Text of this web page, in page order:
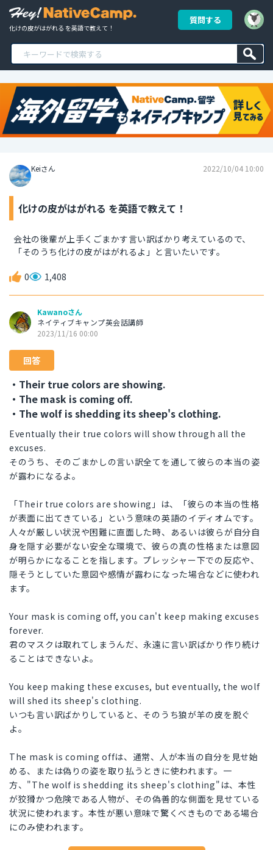
化けの皮がはがれる を英語で教えて！
質問する
Keiさん 2022/10/04 10:00
化けの皮がはがれる を英語で教えて！
会社の後輩が上手くごまかす言い訳ばかり考えているので、
「そのうち化けの皮がはがれるよ」と言いたいです。
0 1,408
Kawanoさん
ネイティブキャンプ英会話講師
2023/11/16 00:00
回答
・Their true colors are showing.
・The mask is coming off.
・The wolf is shedding its sheep's clothing.
Eventually their true colors will show through all the
excuses.
そのうち、そのごまかしの言い訳全てを通して彼らの本当の姿
が露わになるよ。
「Their true colors are showing」は、「彼らの本当の性格
が表面に出てきている」という意味の英語のイディオムです。
人々が厳しい状況や困難に直面した時、あるいは彼らが自分自
身を隠す必要がない安全な環境で、彼らの真の性格または意図
が明らかになることを指します。プレッシャー下での反応や、
隠そうとしていた意図や感情が露わになった場合などに使われ
ます。
Your mask is coming off, you can't keep making excuses
forever.
君のマスクは取れてしまうんだ、永遠に言い訳ばかり作り続け
ることはできないよ。
You keep making these excuses, but eventually, the wolf
will shed its sheep's clothing.
いつも言い訳ばかりしていると、そのうち狼が羊の皮を脱ぐ
よ。
The mask is coming offは、通常、人が本当の自分を見せ始
める、または偽りの姿を取り払うときに使われます。一
方、"The wolf is shedding its sheep's clothing"は、本性
が狡猾かつ危険である人物が、その偽善的な側面を見せている
状況に使われます。本性が悪い意味で驚くべきものである場合
にのみ使われます。